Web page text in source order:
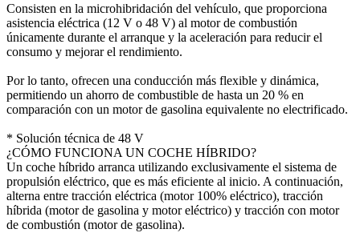
Consisten en la microhibridación del vehículo, que proporciona
asistencia eléctrica (12 V o 48 V) al motor de combustión
únicamente durante el arranque y la aceleración para reducir el
consumo y mejorar el rendimiento.
Por lo tanto, ofrecen una conducción más flexible y dinámica,
permitiendo un ahorro de combustible de hasta un 20 % en
comparación con un motor de gasolina equivalente no electrificado.
* Solución técnica de 48 V
¿CÓMO FUNCIONA UN COCHE HÍBRIDO?
Un coche híbrido arranca utilizando exclusivamente el sistema de
propulsión eléctrico, que es más eficiente al inicio. A continuación,
alterna entre tracción eléctrica (motor 100% eléctrico), tracción
híbrida (motor de gasolina y motor eléctrico) y tracción con motor
de combustión (motor de gasolina).